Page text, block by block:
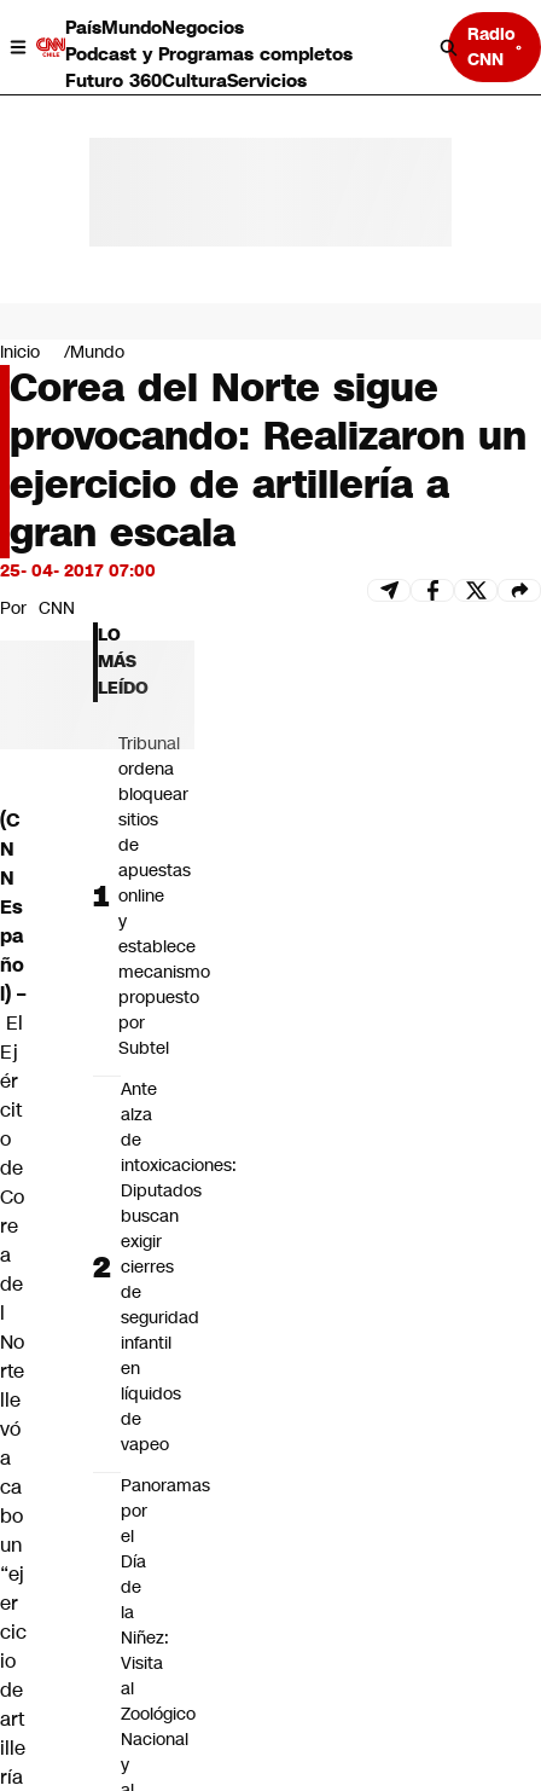
PaísMundoNegocios
Podcast y Programas completos
Futuro 360CulturaServicios
Radio
CNN
Negocios
Deportes
Programas completos
Cultura
Servicios
Bits
CNN Data
CNN tiempo
Futuro 360
Inicio Mundo
Corea del Norte sigue
provocando: Realizaron un
ejercicio de artillería a
gran escala
25- 04- 2017 07:00
Por CNN
(C
N
N
Es
pa
ño
l) –
El
Ej
ér
cit
o
de
Co
re
a
de
l
No
rte
lle
vó
a
ca
bo
un
“ej
er
cic
io
de
art
ille
ría
LO
MÁS
LEÍDO
Tribunal
ordena
bloquear
sitios
de
apuestas
online
y
establece
mecanismo
propuesto
por
Subtel
Ante
alza
de
intoxicaciones:
Diputados
buscan
exigir
cierres
de
seguridad
infantil
en
líquidos
de
vapeo
Panoramas
por
el
Día
de
la
Niñez:
Visita
al
Zoológico
Nacional
y